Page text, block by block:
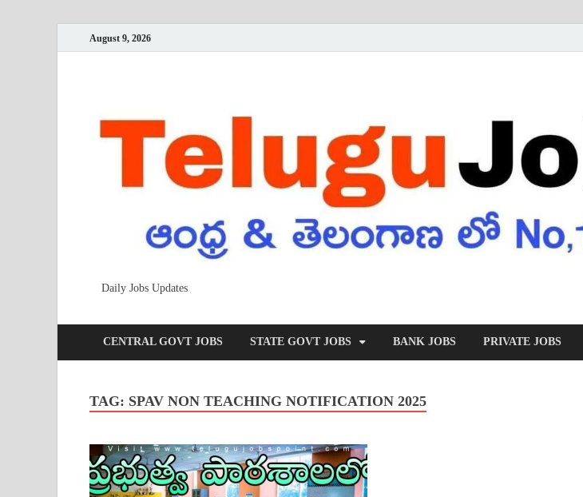
August 9, 2026
Daily Jobs Updates
CENTRAL GOVT JOBS STATE GOVT JOBS BANK JOBS PRIVATE JOBS
TAG: SPAV NON TEACHING NOTIFICATION 2025